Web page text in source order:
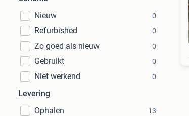
Nieuw
0
Refurbished 0
Zo goed als nieuw 0
Gebruikt 0
Niet werkend 0
Levering
Ophalen
13